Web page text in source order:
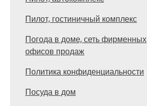
Пилот, гостиничный комплекс
Погода в доме, сеть фирменных
офисов продаж
Политика конфиденциальности
Посуда в дом